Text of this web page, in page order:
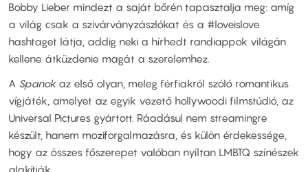
Bobby Lieber mindezt a saját bőrén tapasztalja meg: amíg
a világ csak a szivárványzászlókat és a #loveislove
hashtaget látja, addig neki a hírhedt randiappok világán
kellene átküzdenie magát a szerelemhez.
A Spanok az első olyan, meleg férfiakról szóló romantikus
vígjáték, amelyet az egyik vezető hollywoodi filmstúdió, az
Universal Pictures gyártott. Ráadásul nem streamingre
készült, hanem moziforgalmazásra, és külön érdekessége,
hogy az összes főszerepet valóban nyíltan LMBTQ színészek
alakítják.